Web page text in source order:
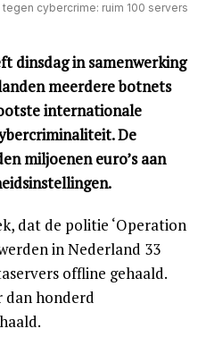
cybercrime: ruim 100 servers
dinsdag in samenwerking
meerdere botnets
internationale
De
miljoenen euro’s aan
dat de politie ‘Operation
in Nederland 33
offline gehaald.
dan honderd